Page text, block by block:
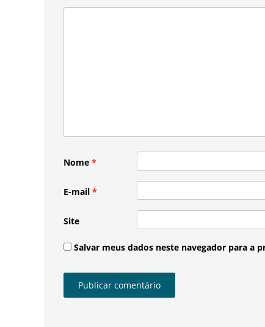
Nome *
E-mail *
Site
Salvar meus dados neste navegador para a